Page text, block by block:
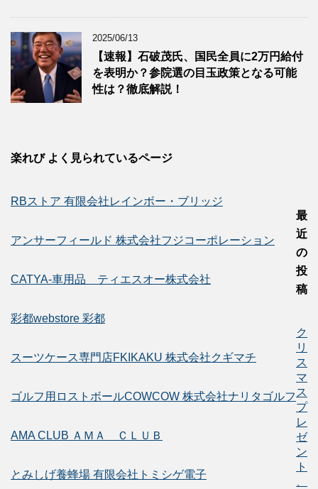
2025/06/13
【速報】石破茂氏、国民全員に2万円給付
を表明か？参院選の目玉政策となる可能
性は？徹底解説！
楽れび よく見られているページ
RBストア 有限会社レインボー・ブリッジ
アンサーフィールド 株式会社フジコーポレーション
CATYA-車用品 ティエスオー株式会社
彩都webstore 彩都
スーツケース専門店FKIKAKU 株式会社クギマチ
ゴルフ用ロストボールCOWCOW 株式会社ナリタゴルフ
AMA CLUB ＡＭＡ ＣＬＵＢ
とみしげ養蜂場 有限会社トミシゲ電子
最
近
の
投
稿
ク
リ
ス
マ
ス
プ
レ
ゼ
ン
ト